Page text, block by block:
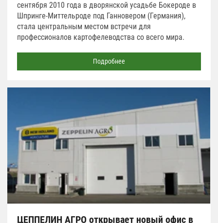
сентября 2010 года в дворянской усадьбе Бокероде в
Шпринге-Миттельроде под Ганновером (Германия),
стала центральным местом встречи для
профессионалов картофелеводства со всего мира.
Подробнее
ЦЕППЕЛИН АГРО открывает новый офис в